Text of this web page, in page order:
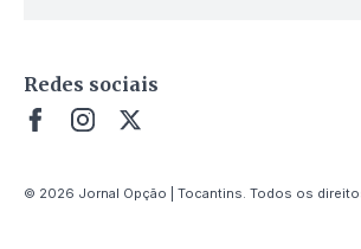
Redes sociais
© 2026 Jornal Opção | Tocantins. Todos os